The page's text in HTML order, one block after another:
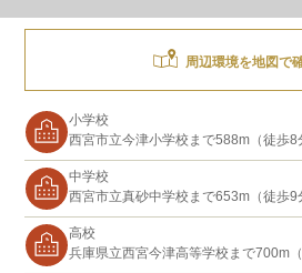
周辺環境を地図で
小学校
西宮市立今津小学校まで588m（徒歩8
中学校
西宮市立真砂中学校まで653m（徒歩9
高校
兵庫県立西宮今津高等学校まで700m（